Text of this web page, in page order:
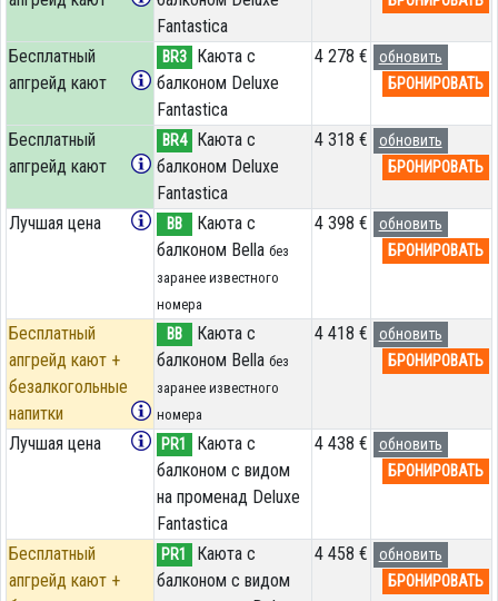
Fantastica
Бесплатный
апгрейд кают
BR3
Каюта с
балконом Deluxe
Fantastica
4 278 €
обновить
БРОНИРОВАТЬ
Бесплатный
апгрейд кают
BR4
Каюта с
балконом Deluxe
Fantastica
4 318 €
обновить
БРОНИРОВАТЬ
Лучшая цена BB
Каюта с
балконом Bella без
заранее известного
номера
4 398 €
обновить
БРОНИРОВАТЬ
Бесплатный
апгрейд кают +
безалкогольные
напитки
BB
Каюта с
балконом Bella без
заранее известного
номера
4 418 €
обновить
БРОНИРОВАТЬ
Лучшая цена PR1
Каюта с
балконом с видом
на променад Deluxe
Fantastica
4 438 €
обновить
БРОНИРОВАТЬ
Бесплатный
апгрейд кают +
PR1
Каюта с
балконом с видом
4 458 €
обновить
БРОНИРОВАТЬ